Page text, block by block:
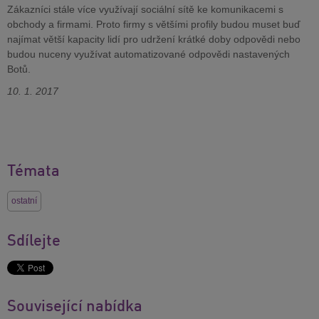
Zákazníci stále více využívají sociální sítě ke komunikacemi s
obchody a firmami. Proto firmy s většími profily budou muset buď
najímat větší kapacity lidí pro udržení krátké doby odpovědi nebo
budou nuceny využívat automatizované odpovědi nastavených
Botů.
10. 1. 2017
Témata
ostatní
Sdílejte
Související nabídka